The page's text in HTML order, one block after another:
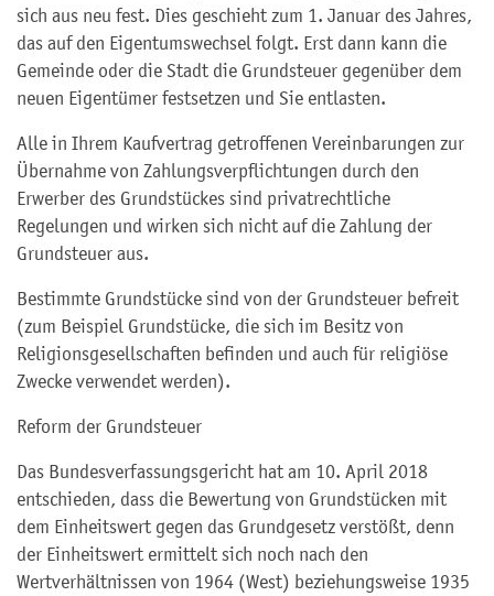
sich aus neu fest. Dies geschieht zum 1. Januar des Jahres,
das auf den Eigentumswechsel folgt. Erst dann kann die
Gemeinde oder die Stadt die Grundsteuer gegenüber dem
neuen Eigentümer festsetzen und Sie entlasten.
Alle in Ihrem Kaufvertrag getroffenen Vereinbarungen zur
Übernahme von Zahlungsverpflichtungen durch den
Erwerber des Grundstückes sind privatrechtliche
Regelungen und wirken sich nicht auf die Zahlung der
Grundsteuer aus.
Bestimmte Grundstücke sind von der Grundsteuer befreit
(zum Beispiel Grundstücke, die sich im Besitz von
Religionsgesellschaften befinden und auch für religiöse
Zwecke verwendet werden).
Reform der Grundsteuer
Das Bundesverfassungsgericht hat am 10. April 2018
entschieden, dass die Bewertung von Grundstücken mit
dem Einheitswert gegen das Grundgesetz verstößt, denn
der Einheitswert ermittelt sich noch nach den
Wertverhältnissen von 1964 (West) beziehungsweise 1935